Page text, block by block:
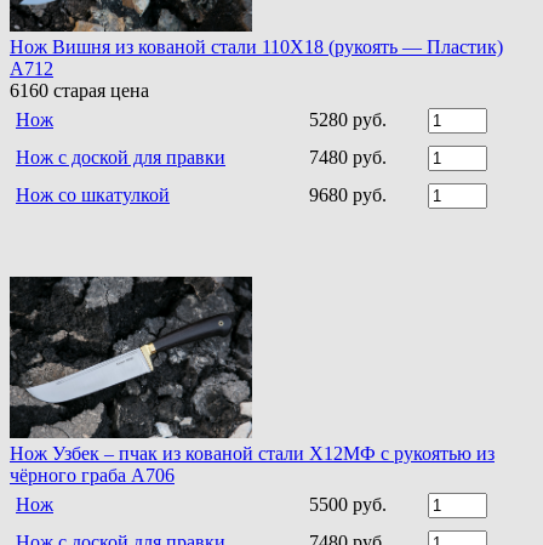
Нож Вишня из кованой стали 110Х18 (рукоять — Пластик)
A712
6160 старая цена
Нож
5280 руб.
Нож с доской для правки
7480 руб.
Нож со шкатулкой
9680 руб.
Нож Узбек – пчак из кованой стали Х12МФ с рукоятью из
чёрного граба A706
Нож
5500 руб.